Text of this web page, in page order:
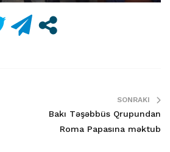
SONRAKI
Bakı Təşəbbüs Qrupundan
Roma Papasına məktub